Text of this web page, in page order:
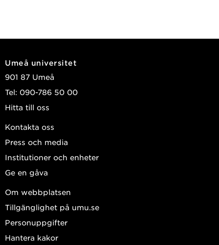
Umeå universitet
901 87 Umeå
Tel: 090-786 50 00
Hitta till oss
Kontakta oss
Press och media
Institutioner och enheter
Ge en gåva
Om webbplatsen
Tillgänglighet på umu.se
Personuppgifter
Hantera kakor